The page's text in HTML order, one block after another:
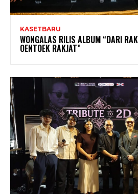
KASETBARU
WONGALAS RILIS ALBUM “DARI
OENTOEK RAKJAT”